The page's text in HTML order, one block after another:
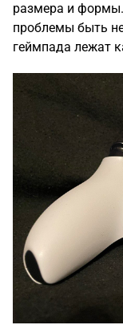
размера и
проблемы быть
геймпада лежат